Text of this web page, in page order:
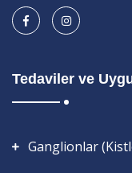
Tedaviler ve
Ganglionlar